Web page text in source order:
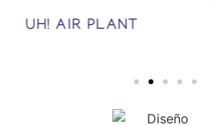
UH! AIR PLANT